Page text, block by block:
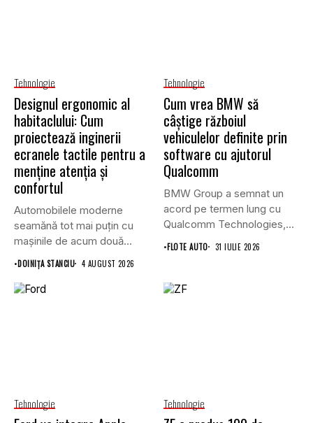
Tehnologie
Designul ergonomic al
habitaclului: Cum
proiectează inginerii
ecranele tactile pentru a
menține atenția și
confortul
Automobilele moderne
seamănă tot mai puțin cu
mașinile de acum două
decenii....
•DOINIŢA STANCIU 4 AUGUST 2026
Tehnologie
Cum vrea BMW să
câștige războiul
vehiculelor definite prin
software cu ajutorul
Qualcomm
BMW Group a semnat un
acord pe termen lung cu
Qualcomm Technologies,...
•FLOTE AUTO 31 IULIE 2026
Tehnologie Tehnologie